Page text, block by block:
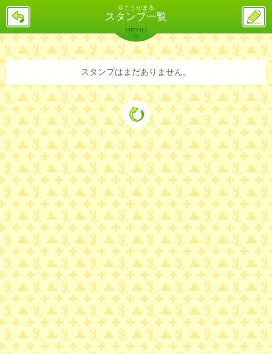
＠こうがまる
スタンプ一覧
戻
ス
投
稿
バックナンバー 詳細検索 ランキング
MENU
スタンプはまだありません。